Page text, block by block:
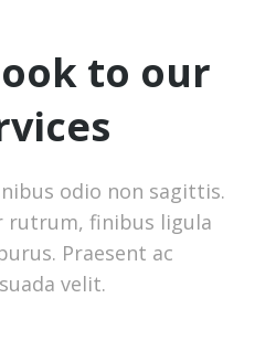
to our
odio non sagittis.
rutrum, finibus ligula
Praesent ac
velit.